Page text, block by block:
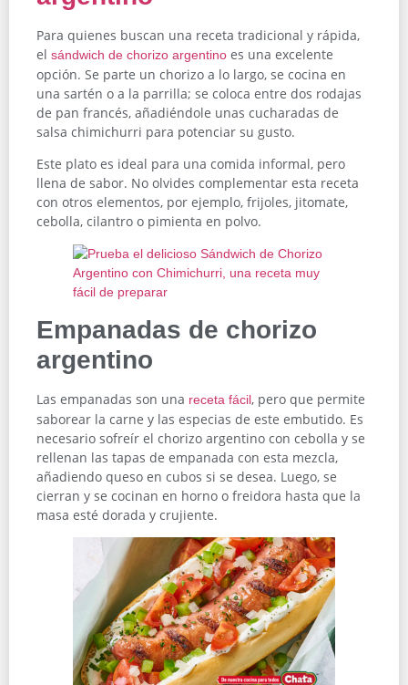
Para quienes buscan una receta tradicional y rápida,
el sándwich de chorizo argentino es una excelente
opción. Se parte un chorizo a lo largo, se cocina en
una sartén o a la parrilla; se coloca entre dos rodajas
de pan francés, añadiéndole unas cucharadas de
salsa chimichurri para potenciar su gusto.
Este plato es ideal para una comida informal, pero
llena de sabor. No olvides complementar esta receta
con otros elementos, por ejemplo, frijoles, jitomate,
cebolla, cilantro o pimienta en polvo.
Empanadas de chorizo
argentino
Las empanadas son una receta fácil, pero que permite
saborear la carne y las especias de este embutido. Es
necesario sofreír el chorizo argentino con cebolla y se
rellenan las tapas de empanada con esta mezcla,
añadiendo queso en cubos si se desea. Luego, se
cierran y se cocinan en horno o freidora hasta que la
masa esté dorada y crujiente.